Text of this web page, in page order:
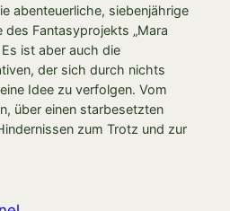
abenteuerliche, siebenjährige
Fantasyprojekts „Mara
Es ist aber auch die
der sich durch nichts
Idee zu verfolgen. Vom
über einen starbesetzten
zum Trotz und zur